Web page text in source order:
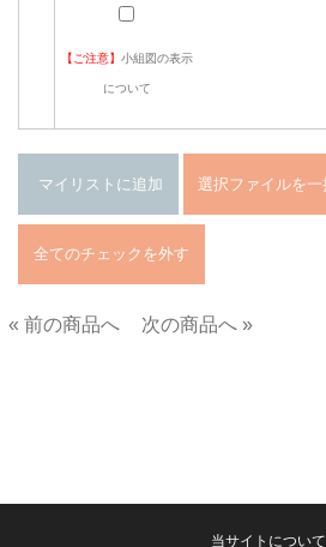
【ご注意】 小組図の表示
について
« 前の商品へ
次の商品へ »
当サイトについて